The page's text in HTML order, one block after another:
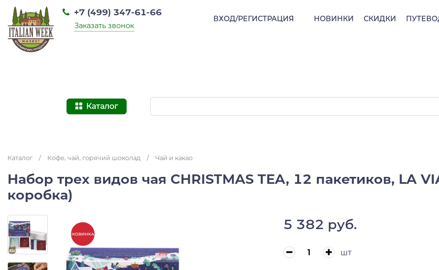
НОВИНКИ СКИДКИ
+7 (499) 347-61-66
Заказать звонок
ВХОД/РЕГИСТРАЦИЯ
Каталог
Каталог / Кофе, чай, горячий шоколад / Чай и какао
Набор трех видов чая CHRISTMAS TEA, 12 пакетиков, LA
коробка)
НОВИНКА
5 382 руб.
шт